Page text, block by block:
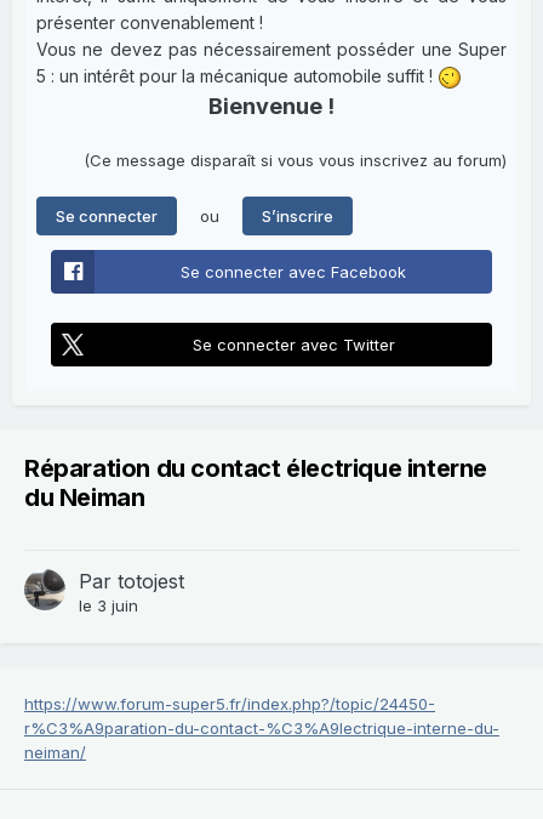
présenter convenablement !
Vous ne devez pas nécessairement posséder une Super
5 : un intérêt pour la mécanique automobile suffit !
Bienvenue !
(Ce message disparaît si vous vous inscrivez au forum)
Se connecter ou S’inscrire
Se connecter avec Facebook
Se connecter avec Twitter
Réparation du contact électrique interne
du Neiman
Par totojest
le 3 juin
https://www.forum-super5.fr/index.php?/topic/24450-
r%C3%A9paration-du-contact-%C3%A9lectrique-interne-du-
neiman/